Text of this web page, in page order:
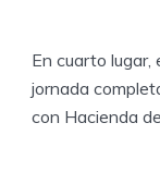
En cuarto lugar,
jornada
con Hacienda